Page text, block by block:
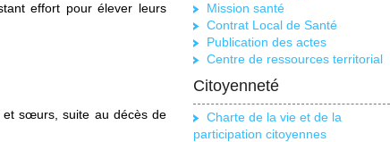
effort pour élever leurs
et sœurs, suite au décès de
Mission santé
Contrat Local de Santé
Publication des actes
Centre de ressources territorial
Citoyenneté
Charte de la vie et de la
participation citoyennes